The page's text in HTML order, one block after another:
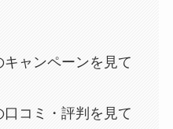
キャンペーンを見て
口コミ・評判を見て